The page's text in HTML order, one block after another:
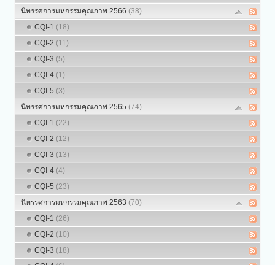
นิทรรศการมหกรรมคุณภาพ 2566 (38)
CQI-1 (18)
CQI-2 (11)
CQI-3 (5)
CQI-4 (1)
CQI-5 (3)
นิทรรศการมหกรรมคุณภาพ 2565 (74)
CQI-1 (22)
CQI-2 (12)
CQI-3 (13)
CQI-4 (4)
CQI-5 (23)
นิทรรศการมหกรรมคุณภาพ 2563 (70)
CQI-1 (26)
CQI-2 (10)
CQI-3 (18)